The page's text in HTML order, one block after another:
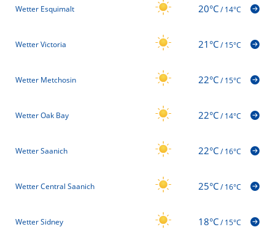
Wetter Esquimalt 20°C/14°C
Wetter Victoria 21°C/15°C
Wetter Metchosin 22°C/15°C
Wetter Oak Bay 22°C/14°C
Wetter Saanich 22°C/16°C
Wetter Central Saanich 25°C/16°C
Wetter Sidney 18°C/15°C